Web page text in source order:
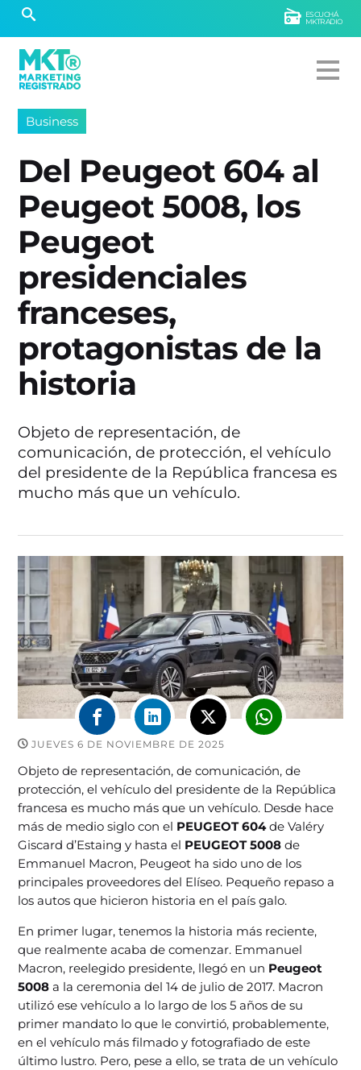
ESCUCHÁ
MKTRADIO
Business
Del Peugeot 604 al
Peugeot 5008, los
Peugeot
presidenciales
franceses,
protagonistas de la
historia
Objeto de representación, de
comunicación, de protección, el vehículo
del presidente de la República francesa es
mucho más que un vehículo.
JUEVES 6 DE NOVIEMBRE DE 2025
Objeto de representación, de comunicación, de
protección, el vehículo del presidente de la República
francesa es mucho más que un vehículo. Desde hace
más de medio siglo con el PEUGEOT 604de Valéry
Giscard d’Estaing y hasta el PEUGEOT 5008 de
Emmanuel Macron, Peugeot ha sido uno de los
principales proveedores del Elíseo. Pequeño repaso a
los autos que hicieron historia en el país galo.
En primer lugar, tenemos la historia más reciente,
que realmente acaba de comenzar. Emmanuel
Macron, reelegido presidente, llegó en un Peugeot
5008 a la ceremonia del 14 de julio de 2017. Macron
utilizó ese vehículo a lo largo de los 5 años de su
primer mandato lo que le convirtió, probablemente,
en el vehículo más filmado y fotografiado de este
último lustro. Pero, pese a ello, se trata de un vehículo